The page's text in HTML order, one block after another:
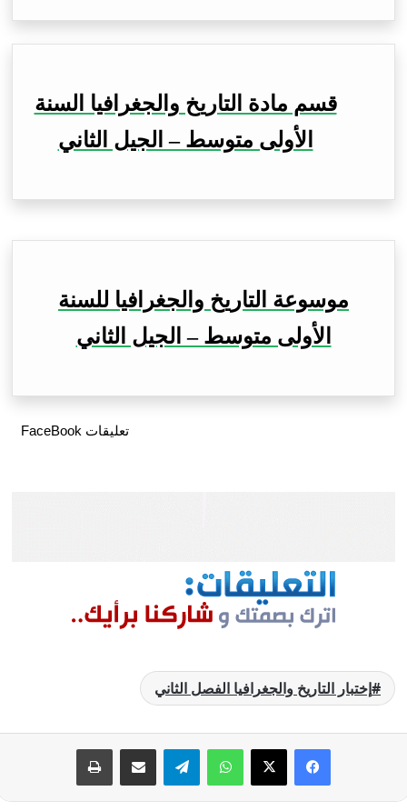
قسم مادة التاريخ والجغرافيا السنة
الأولى متوسط – الجيل الثاني
موسوعة التاريخ والجغرافيا للسنة
الأولى متوسط – الجيل الثاني
تعليقات FaceBook
إختبار التاريخ والجغرافيا الفصل الثاني
فيسبوك
‫X واتسابتيلقراممشاركة عبر البريد طباعة